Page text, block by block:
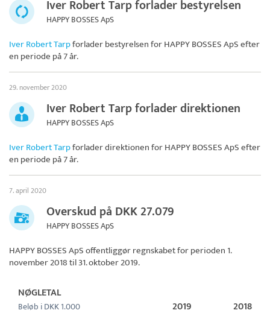
Iver Robert Tarp forlader bestyrelsen
HAPPY BOSSES ApS
Iver Robert Tarpforlader bestyrelsen forHAPPY BOSSES ApSefter
en periode på 7 år.
29. november 2020
Iver Robert Tarp forlader direktionen
HAPPY BOSSES ApS
Iver Robert Tarpforlader direktionen forHAPPY BOSSES ApSefter
en periode på 7 år.
7. april 2020
Overskud på DKK 27.079
HAPPY BOSSES ApS
HAPPY BOSSES ApSoffentliggør regnskabet for perioden 1.
november 2018 til 31. oktober 2019.
NØGLETAL
Beløb i DKK 1.000 2019 2018